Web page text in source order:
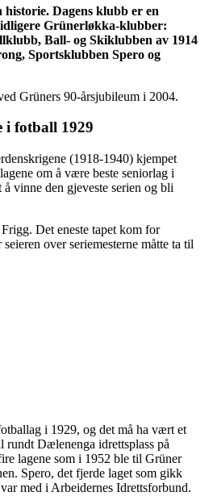
Dagens klubb er en
Grünerløkka-klubber:
Ball- og Skiklubben av 1914
Sportsklubben Spero og
Grüners 90-årsjubileum i 2004.
i fotball 1929
(1918-1940) kjempet
om å være beste seniorlag i
vinne den gjeveste serien og bli
Det eneste tapet kom for
over seriemesterne måtte ta til
i 1929, og det må ha vært et
Dælenenga idrettsplass på
lagene som i 1952 ble til Grüner
Spero, det fjerde laget som gikk
med i Arbeidernes Idrettsforbund.